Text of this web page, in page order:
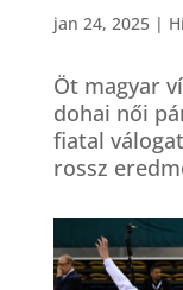
jan 24, 2025|
Öt magyar
dohai női
fiatal
rossz